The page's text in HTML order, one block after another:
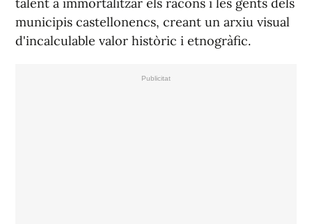
talent a immortalitzar els racons i les gents dels
municipis castellonencs, creant un arxiu visual
d'incalculable valor històric i etnogràfic.